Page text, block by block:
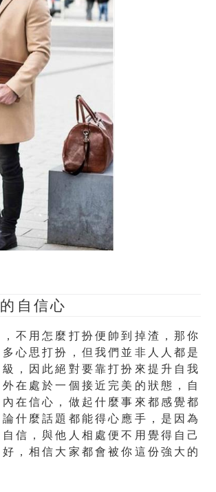
自信心
不用怎麼打扮便帥到掉渣，那你
心思打扮，但我們並非人人都是
，因此絕對要靠打扮來提升自我
在處於一個接近完美的狀態，自
在信心，做起什麼事來都感覺都
什麼話題都能得心應手，是因為
信，與他人相處便不用覺得自己
，相信大家都會被你這份強大的